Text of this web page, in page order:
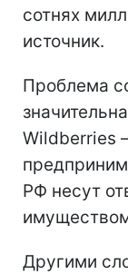
сотнях
источник.
Проблема
Wildberries
РФ несут
Другими